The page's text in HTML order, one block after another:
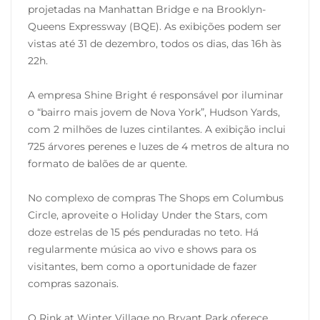
projetadas na Manhattan Bridge e na Brooklyn-
Queens Expressway (BQE). As exibições podem ser
vistas até 31 de dezembro, todos os dias, das 16h às
22h.
A empresa Shine Bright é responsável por iluminar
o “bairro mais jovem de Nova York”, Hudson Yards,
com 2 milhões de luzes cintilantes. A exibição inclui
725 árvores perenes e luzes de 4 metros de altura no
formato de balões de ar quente.
No complexo de compras The Shops em Columbus
Circle, aproveite o Holiday Under the Stars, com
doze estrelas de 15 pés penduradas no teto. Há
regularmente música ao vivo e shows para os
visitantes, bem como a oportunidade de fazer
compras sazonais.